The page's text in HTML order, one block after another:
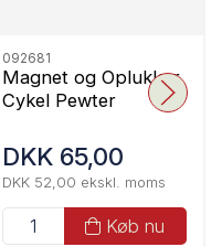
092681
Magnet og Oplukker,
Cykel Pewter
DKK 65,00
DKK 52,00 ekskl. moms
Køb nu